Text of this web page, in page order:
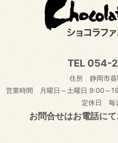
TEL 054-
住所 静岡市葵
営業時間 月曜日～土曜日 9:00～
定休日 毎
お問合せはお電話に